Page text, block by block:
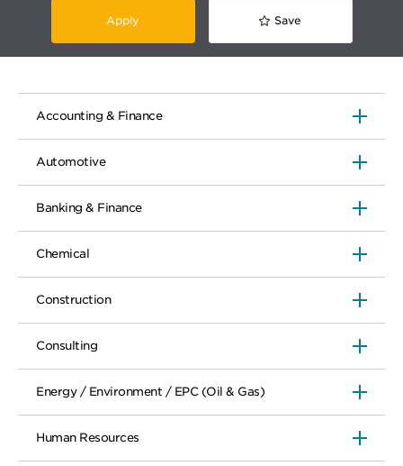
Apply Save
Accounting & Finance
Automotive
Banking & Finance
Chemical
Construction
Consulting
Energy / Environment / EPC (Oil & Gas)
Human Resources